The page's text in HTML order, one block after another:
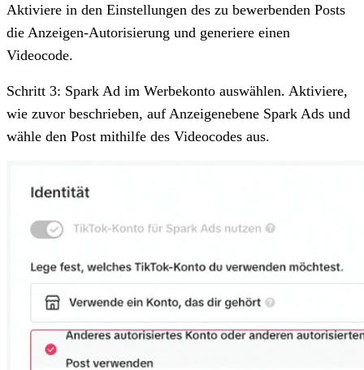
Aktiviere in den Einstellungen des zu bewerbenden Posts
die Anzeigen-Autorisierung und generiere einen
Videocode.
Schritt 3: Spark Ad im Werbekonto auswählen. Aktiviere,
wie zuvor beschrieben, auf Anzeigenebene Spark Ads und
wähle den Post mithilfe des Videocodes aus.